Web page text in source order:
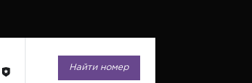
Найти номер